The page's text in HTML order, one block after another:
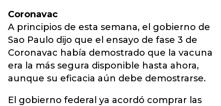
Coronavac
A principios de esta semana, el gobierno de
Sao Paulo dijo que el ensayo de fase 3 de
Coronavac había demostrado que la vacuna
era la más segura disponible hasta ahora,
aunque su eficacia aún debe demostrarse.
El gobierno federal ya acordó comprar las